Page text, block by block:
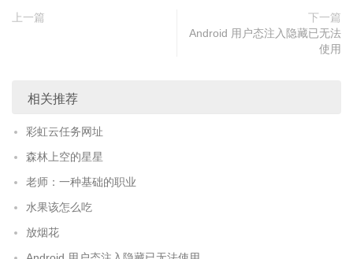
上一篇
下一篇
Android 用户态注入隐藏已无法
使用
相关推荐
彩虹云任务网址
森林上空的星星
老师：一种基础的职业
水果该怎么吃
放烟花